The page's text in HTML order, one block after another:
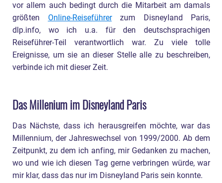
vor allem auch bedingt durch die Mitarbeit am damals
größten Online-Reiseführerzum Disneyland Paris,
dlp.info, wo ich u.a. für den deutschsprachigen
Reiseführer-Teil verantwortlich war. Zu viele tolle
Ereignisse, um sie an dieser Stelle alle zu beschreiben,
verbinde ich mit dieser Zeit.
Das Millenium im Disneyland Paris
Das Nächste, dass ich herausgreifen möchte, war das
Millennium, der Jahreswechsel von 1999/2000. Ab dem
Zeitpunkt, zu dem ich anfing, mir Gedanken zu machen,
wo und wie ich diesen Tag gerne verbringen würde, war
mir klar, dass das nur im Disneyland Paris sein konnte.